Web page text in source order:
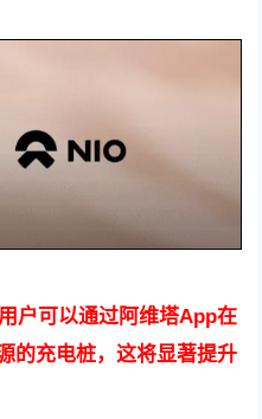
户可以通过阿维塔App在
的充电桩，这将显著提升